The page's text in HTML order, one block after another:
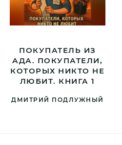
ПОКУПАТЕЛЬ ИЗ
АДА. ПОКУПАТЕЛИ,
КОТОРЫХ НИКТО НЕ
ЛЮБИТ. КНИГА 1
ДМИТРИЙ ПОДЛУЖНЫЙ